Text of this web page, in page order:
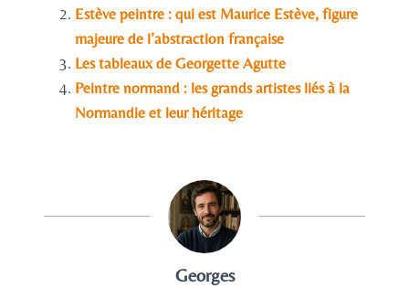
Estève peintre : qui est Maurice Estève, figure
majeure de l’abstraction française
Les tableaux de Georgette Agutte
Peintre normand : les grands artistes liés à la
Normandie et leur héritage
Georges